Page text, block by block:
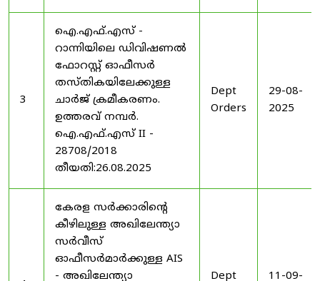
3
ഐ.എഫ്.എസ് -
റാന്നിയിലെ ഡിവിഷണൽ
ഫോറസ്റ്റ് ഓഫീസർ
തസ്തികയിലേക്കുള്ള
ചാർജ് ക്രമീകരണം.
ഉത്തരവ് നമ്പർ.
ഐ.എഫ്.എസ് II -
28708/2018
തീയതി:26.08.2025
Dept
Orders
29-08-
2025
കേരള സർക്കാരിന്റെ
കീഴിലുള്ള അഖിലേന്ത്യാ
സർവീസ്
ഓഫീസർമാർക്കുള്ള AIS
- അഖിലേന്ത്യാ
Dept
11-09-